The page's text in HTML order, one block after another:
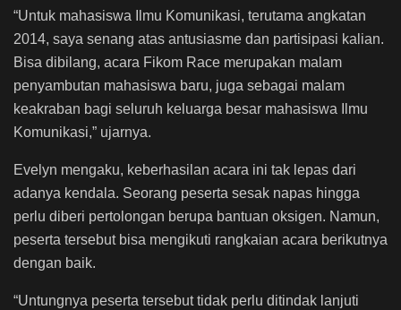
“Untuk mahasiswa Ilmu Komunikasi, terutama angkatan
2014, saya senang atas antusiasme dan partisipasi kalian.
Bisa dibilang, acara Fikom Race merupakan malam
penyambutan mahasiswa baru, juga sebagai malam
keakraban bagi seluruh keluarga besar mahasiswa Ilmu
Komunikasi,” ujarnya.
Evelyn mengaku, keberhasilan acara ini tak lepas dari
adanya kendala. Seorang peserta sesak napas hingga
perlu diberi pertolongan berupa bantuan oksigen. Namun,
peserta tersebut bisa mengikuti rangkaian acara berikutnya
dengan baik.
“Untungnya peserta tersebut tidak perlu ditindak lanjuti